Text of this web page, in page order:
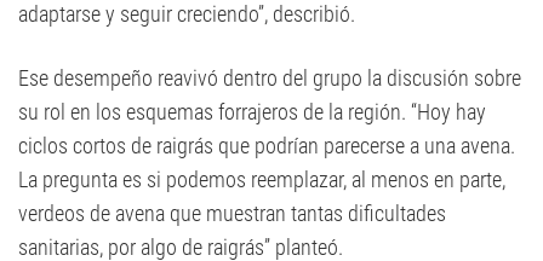
adaptarse y seguir creciendo”, describió.
Ese desempeño reavivó dentro del grupo la discusión sobre
su rol en los esquemas forrajeros de la región. “Hoy hay
ciclos cortos de raigrás que podrían parecerse a una avena.
La pregunta es si podemos reemplazar, al menos en parte,
verdeos de avena que muestran tantas dificultades
sanitarias, por algo de raigrás” planteó.